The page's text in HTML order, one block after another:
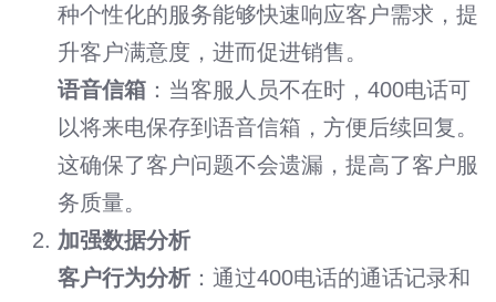
种个性化的服务能够快速响应客户需求，提
升客户满意度，进而促进销售。
语音信箱 ：当客服人员不在时，400电话可
以将来电保存到语音信箱，方便后续回复。
这确保了客户问题不会遗漏，提高了客户服
务质量。
加强数据分析
客户行为分析：通过400电话的通话记录和